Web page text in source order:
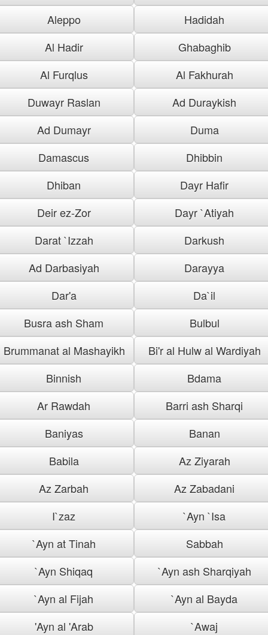
Aleppo
Hadidah
Al Hadir
Ghabaghib
Al Furqlus
Al Fakhurah
Duwayr Raslan
Ad Duraykish
Ad Dumayr
Duma
Damascus
Dhibbin
Dhiban
Dayr Hafir
Deir ez-Zor
Dayr `Atiyah
Darat `Izzah
Darkush
Ad Darbasiyah
Darayya
Dar'a
Da`il
Busra ash Sham
Bulbul
Brummanat al Mashayikh
Bi'r al Hulw al Wardiyah
Binnish
Bdama
Ar Rawdah
Barri ash Sharqi
Baniyas
Banan
Babila
Az Ziyarah
Az Zarbah
Az Zabadani
I`zaz
`Ayn `Isa
`Ayn at Tinah
Sabbah
`Ayn Shiqaq
`Ayn ash Sharqiyah
`Ayn al Fijah
`Ayn al Bayda
'Ayn al 'Arab
`Awaj